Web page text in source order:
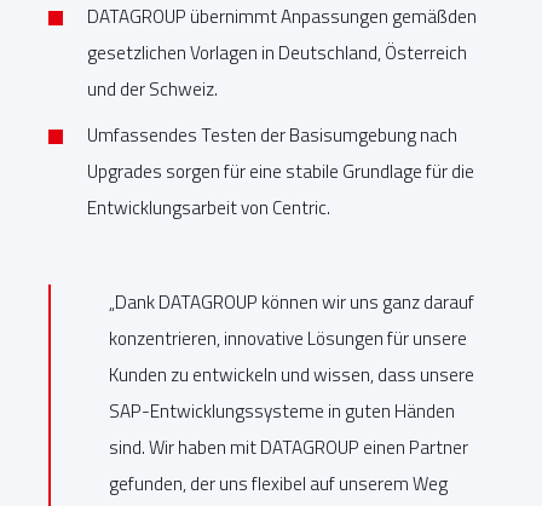
DATAGROUP übernimmt Anpassungen gemäßden
gesetzlichen Vorlagen in Deutschland, Österreich
und der Schweiz.
Umfassendes Testen der Basisumgebung nach
Upgrades sorgen für eine stabile Grundlage für die
Entwicklungsarbeit von Centric.
„Dank DATAGROUP können wir uns ganz darauf
konzentrieren, innovative Lösungen für unsere
Kunden zu entwickeln und wissen, dass unsere
SAP-Entwicklungssysteme in guten Händen
sind. Wir haben mit DATAGROUP einen Partner
gefunden, der uns flexibel auf unserem Weg